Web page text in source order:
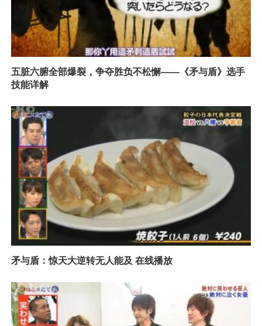
五脏六腑全部爆裂，争夺胜负不松懈——《矛与盾》选手
技能详解
矛与盾：惊天大逆转无人能及 在线播放